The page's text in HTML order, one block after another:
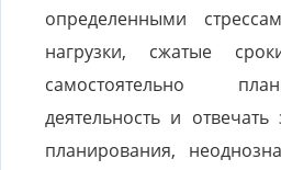
определенными
нагрузки, сжатые
самостоятельно
деятельность и отвечать
планирования,